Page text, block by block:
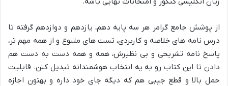
از پوشش جامع گرامر هر سه پایه دهم، یازدهم و دوازدهم گرفته تا
درس نامه های خلاصه و کاربردی، تست های متنوع و از همه مهم تر،
پاسخ نامه تشریحی و بی نظیرش، همه و همه دست به دست هم
دادن تا این کتاب رو به یه انتخاب هوشمندانه تبدیل کنن. قابلیت
حمل بالا و قطع جیبی هم که دیگه جای خود داره و بهتون اجازه